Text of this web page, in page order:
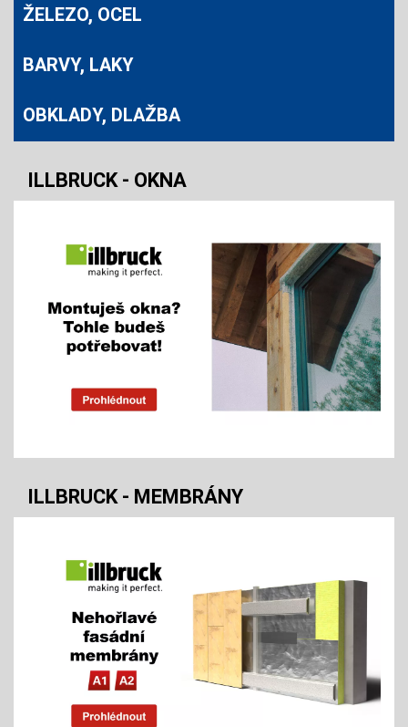
ŽELEZO, OCEL
BARVY, LAKY
OBKLADY, DLAŽBA
ILLBRUCK - OKNA
ILLBRUCK - MEMBRÁNY